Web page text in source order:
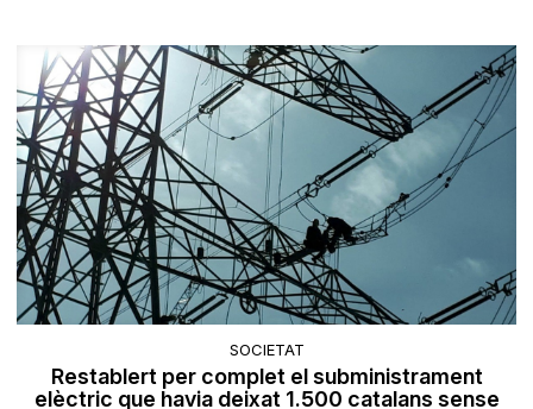
SOCIETAT
Restablert per complet el subministrament
elèctric que havia deixat 1.500 catalans sense